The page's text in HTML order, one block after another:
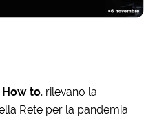
How to, rilevano la
Rete per la pandemia.